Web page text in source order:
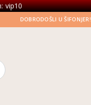
vip10
DOBRODOŠLI U ŠIFONJER!